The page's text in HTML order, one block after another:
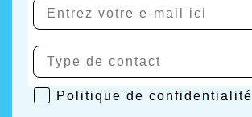
Politique de confidentialité
Politique de confidentialité